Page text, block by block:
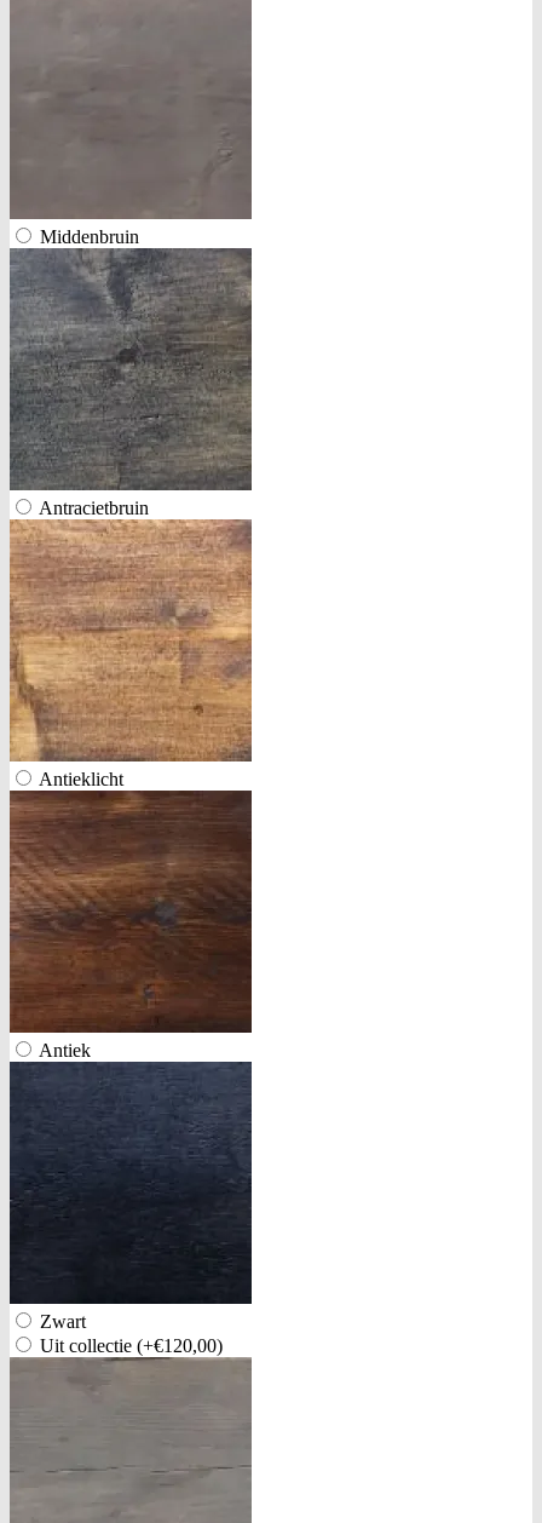
Middenbruin
Antracietbruin
Antieklicht
Antiek
Zwart
Uit collectie (+€120,00)